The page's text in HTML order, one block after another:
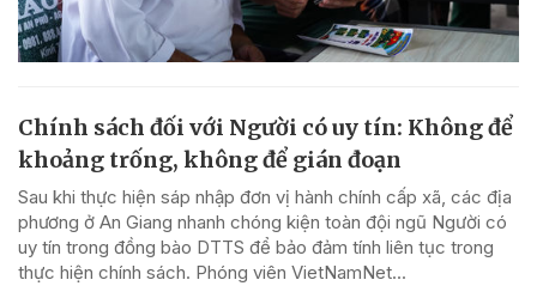
Chính sách đối với Người có uy tín: Không để
khoảng trống, không để gián đoạn
Sau khi thực hiện sáp nhập đơn vị hành chính cấp xã, các địa
phương ở An Giang nhanh chóng kiện toàn đội ngũ Người có
uy tín trong đồng bào DTTS để bảo đảm tính liên tục trong
thực hiện chính sách. Phóng viên VietNamNet...